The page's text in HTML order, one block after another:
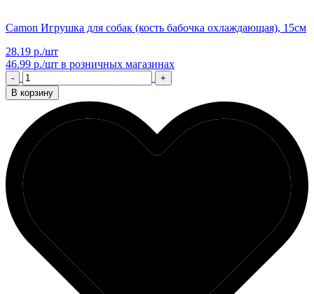
Camon Игрушка для собак (кость бабочка охлаждающая), 15см
28.19 р./шт
46.99 р./шт в розничных магазинах
-
+
В корзину